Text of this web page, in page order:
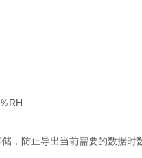
RH
防止导出当前需要的数据时数